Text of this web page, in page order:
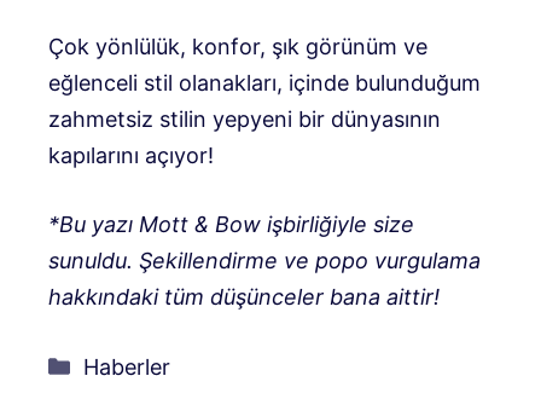
Çok yönlülük, konfor, şık görünüm ve
eğlenceli stil olanakları, içinde bulunduğum
zahmetsiz stilin yepyeni bir dünyasının
kapılarını açıyor!
*Bu yazı Mott & Bow işbirliğiyle size
sunuldu. Şekillendirme ve popo vurgulama
hakkındaki tüm düşünceler bana aittir!
Kategoriler
Haberler